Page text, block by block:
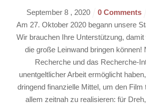
September 8 , 2020 0 Comments
Am 27. Oktober 2020 begann unsere
Wir brauchen Ihre Unterstützung,
die große Leinwand bringen können!
Recherche und das Recherche-
unentgeltlicher Arbeit ermöglicht
dringend finanzielle Mittel, um den
allem zeitnah zu realisieren: für